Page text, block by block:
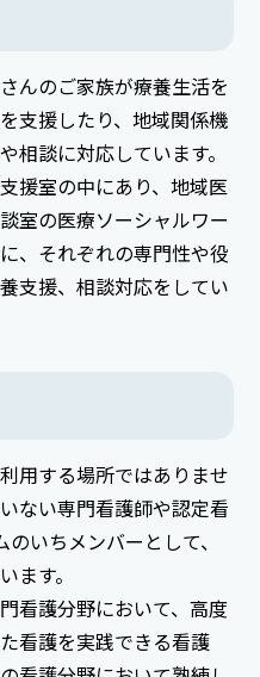
んのご家族が療養生活を
支援したり、地域関係機
相談に対応しています。
援室の中にあり、地域医
室の医療ソーシャルワー
、それぞれの専門性や役
支援、相談対応をしてい
用する場所ではありませ
ない専門看護師や認定看
いちメンバーとして、
ます。
看護分野において、高度
看護を実践できる看護